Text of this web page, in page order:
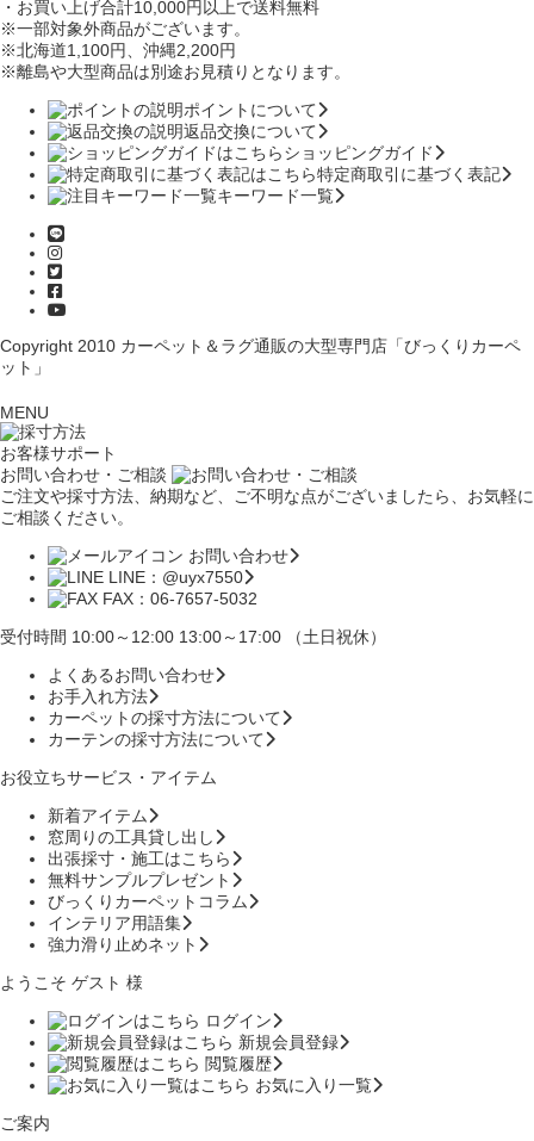
・お買い上げ合計10,000円 以上で送料無料
※一部対象外商品がございます。
※北海道1,100円
、沖縄2,200円
※離島や大型商品は別途お見積りとなります。
ポイントについて
返品交換について
ショッピングガイド
特定商取引に基づく表記
キーワード一覧
Copyright 2010 カーペット＆ラグ通販の大型専門店「びっくりカーペ
ット」
MENU
お客様サポート
お問い合わせ・ご相談
ご注文や採寸方法、納期など、ご不明な点がございましたら、お気軽に
ご相談ください。
お問い合わせ
LINE：@uyx7550
FAX：06-7657-5032
受付時間 10:00～12:00 13:00～17:00 （土日祝休）
よくあるお問い合わせ
お手入れ方法
カーペットの採寸方法について
カーテンの採寸方法について
お役立ちサービス・アイテム
新着アイテム
窓周りの工具貸し出し
出張採寸・施工はこちら
無料サンプルプレゼント
びっくりカーペットコラム
インテリア用語集
強力滑り止めネット
ようこそ ゲスト 様
ログイン
新規会員登録
閲覧履歴
お気に入り一覧
ご案内